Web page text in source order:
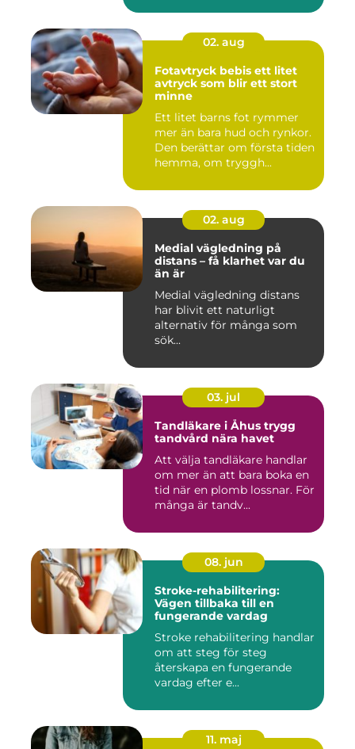
02. aug
Fotavtryck bebis ett litet
avtryck som blir ett stort
minne
Ett litet barns fot rymmer
mer än bara hud och rynkor.
Den berättar om första tiden
hemma, om tryggh...
02. aug
Medial vägledning på
distans – få klarhet var du
än är
Medial vägledning distans
har blivit ett naturligt
alternativ för många som
sök...
03. jul
Tandläkare i Åhus trygg
tandvård nära havet
Att välja tandläkare handlar
om mer än att bara boka en
tid när en plomb lossnar. För
många är tandv...
08. jun
Stroke-rehabilitering:
Vägen tillbaka till en
fungerande vardag
Stroke rehabilitering handlar
om att steg för steg
återskapa en fungerande
vardag efter e...
11. maj